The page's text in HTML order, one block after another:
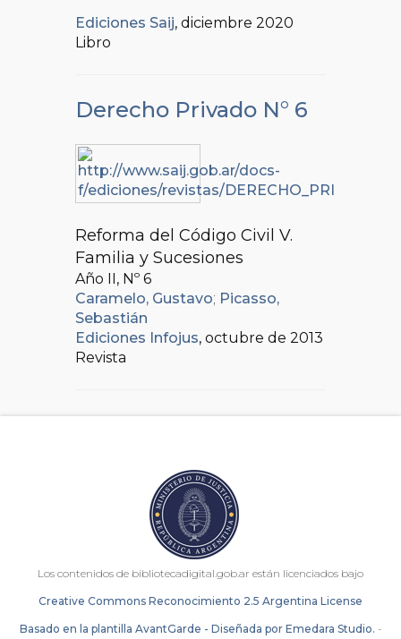
Ediciones Saij, diciembre 2020
Libro
Derecho Privado N° 6
Reforma del Código Civil V.
Familia y Sucesiones
Año II, Nº 6
Caramelo, Gustavo; Picasso,
Sebastián
Ediciones Infojus, octubre de 2013
Revista
Los contenidos de bibliotecadigital.gob.ar están licenciados bajo
Creative Commons Reconocimiento 2.5 Argentina License
Basado en la plantilla AvantGarde - Diseñada por Emedara Studio. -